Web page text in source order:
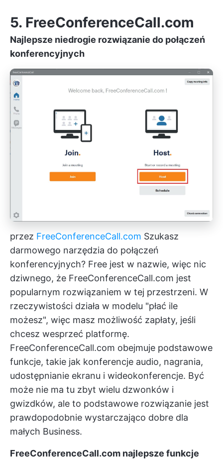
5. FreeConferenceCall.com
Najlepsze niedrogie rozwiązanie do połączeń
konferencyjnych
przez FreeConferenceCall.com Szukasz
darmowego narzędzia do połączeń
konferencyjnych? Free jest w nazwie, więc nic
dziwnego, że FreeConferenceCall.com jest
popularnym rozwiązaniem w tej przestrzeni. W
rzeczywistości działa w modelu "płać ile
możesz", więc masz możliwość zapłaty, jeśli
chcesz wesprzeć platformę.
FreeConferenceCall.com obejmuje podstawowe
funkcje, takie jak konferencje audio, nagrania,
udostępnianie ekranu i wideokonferencje. Być
może nie ma tu zbyt wielu dzwonków i
gwizdków, ale to podstawowe rozwiązanie jest
prawdopodobnie wystarczająco dobre dla
małych Business.
FreeConferenceCall.com najlepsze funkcje